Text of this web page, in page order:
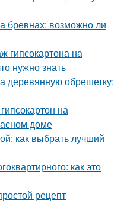
бревнах: возможно ли
гипсокартона на
нужно знать
деревянную обрешетку:
на
доме
как выбрать лучший
как это
рецепт